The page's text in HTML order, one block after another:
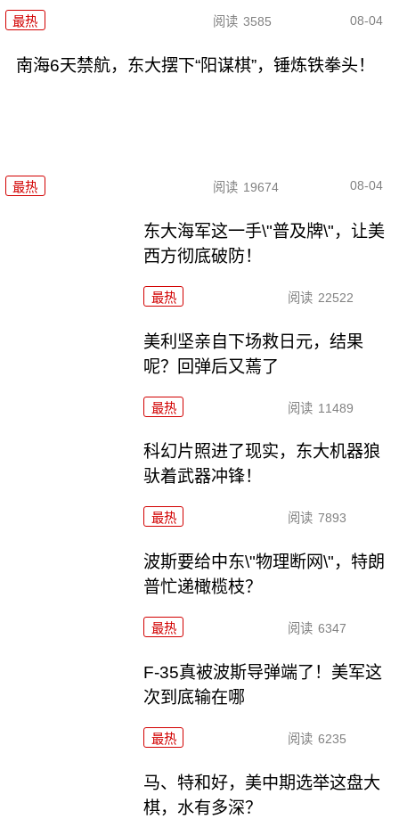
最热 阅读 3585 08-04
南海6天禁航，东大摆下“阳谋棋”，锤炼铁拳头！
最热 阅读 19674 08-04
东大海军这一手\"普及牌\"，让美
西方彻底破防！
最热 阅读 22522
美利坚亲自下场救日元，结果
呢？回弹后又蔫了
最热 阅读 11489
科幻片照进了现实，东大机器狼
驮着武器冲锋！
最热 阅读 7893
波斯要给中东\"物理断网\"，特朗
普忙递橄榄枝？
最热 阅读 6347
F-35真被波斯导弹端了！美军这
次到底输在哪
最热 阅读 6235
马、特和好，美中期选举这盘大
棋，水有多深？